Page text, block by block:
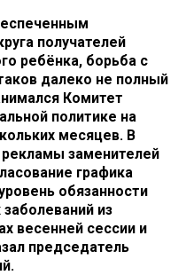
получателей
ребёнка, борьба с
далеко не полный
Комитет
политике на
месяцев. В
рекламы заменителей
графика
обязанности
заболеваний из
весенней сессии и
председатель